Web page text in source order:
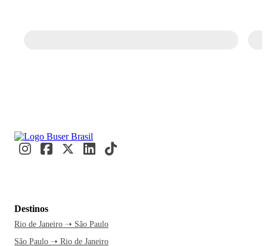
Destinos
Rio de Janeiro ➝ São Paulo
São Paulo ➝ Rio de Janeiro